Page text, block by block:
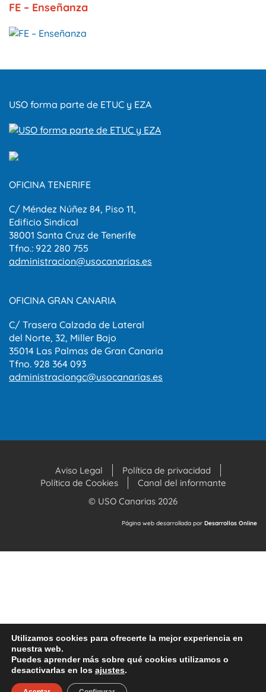
FE – Enseñanza
USO forma parte de ETUC y EZA
OFICINA TENERIFE
C/ Méndez Núñez 84, Piso 11,
Edificio Sindical
38001 Santa Cruz de Tenerife
Tfno.: 922 280 755
administracion@usocanarias.es
OFICINA GRAN CANARIA
C/ Trasera Calzada de Lateral
del Norte, 32, Miller Bajo
35014 Las Palmas de Gran Canaria
Tfno. 928 364 093
administraciongc@usocanarias.es
Aviso Legal
Política de privacidad
Política de Cookies
Canal del informante
© USO Canarias 2026
Página web desarrollada por Desarrollos Online
Utilizamos cookies para ofrecerte la mejor experiencia en
nuestra web.
Puedes aprender más sobre qué cookies utilizamos o
desactivarlas en los ajustes.